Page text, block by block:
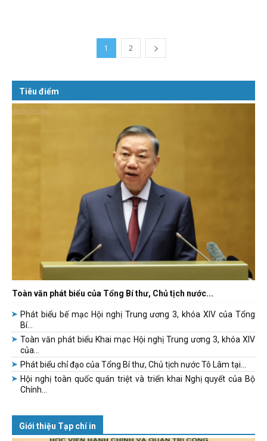
1 2
Tiêu điểm
Toàn văn phát biểu của Tổng Bí thư, Chủ tịch nước...
Phát biểu bế mạc Hội nghị Trung ương 3, khóa XIV của Tổng
Bí...
Toàn văn phát biểu Khai mạc Hội nghị Trung ương 3, khóa XIV
của...
Phát biểu chỉ đạo của Tổng Bí thư, Chủ tịch nước Tô Lâm tại...
Hội nghị toàn quốc quán triệt và triển khai Nghị quyết của Bộ
Chính...
Giới thiệu Tạp chí in